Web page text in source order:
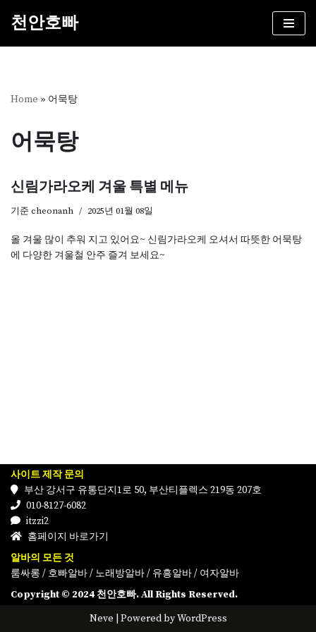
건
뛰
기
천안호빠
Home » 어묵탕
어묵탕
신림가라오케 겨울 특별 메뉴
기준 cheonanh 2025년 01월 08일
올 겨울 많이 추워 지고 있어요~ 신림가라오케 오셔서 따뜻한 어묵탕
에 다양한 겨울철 안주 즐겨 보세요~
사이트 제작 문의
부산 강서구 유통단지1로 50, 부산티플렉스 219동 207호
010-8127-6082
itzzi2
홈페이지 바로가기
알바의 모든 것
룸싸롱 / 호빠알바/ 노래방알바/ 유흥알바/ 여자알바
Copyright © 2024 천안호빠. All Rights Reserved.
Neve | Powered byWordPress